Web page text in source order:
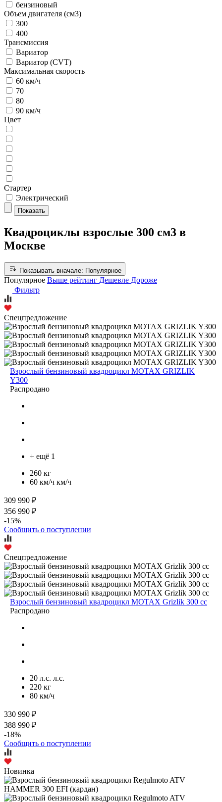
бензиновый
Объем двигателя (см3)
300
400
Трансмиссия
Вариатор
Вариатор (CVT)
Максимальная скорость
60 км/ч
70
80
90 км/ч
Цвет
Стартер
Электрический
Показать
Квадроциклы взрослые 300 см3 в
Москве
Показывать вначале: Популярное
Популярное Выше рейтинг Дешевле Дороже
Фильтр
Спецпредложение
Взрослый бензиновый квадроцикл MOTAX GRIZLIK
Y300
Распродано
+ ещё 1
260 кг
60 км/ч км/ч
309 990 ₽
356 990 ₽
-15%
Сообщить о поступлении
Спецпредложение
Взрослый бензиновый квадроцикл MOTAX Grizlik 300 cc
Распродано
20 л.с. л.с.
220 кг
80 км/ч
330 990 ₽
388 990 ₽
-18%
Сообщить о поступлении
Новинка